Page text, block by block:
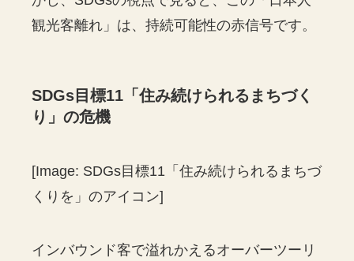
観光客離れ」は、持続可能性の赤信号です。
SDGs目標11「住み続けられるまちづく
り」の危機
[Image: SDGs目標11「住み続けられるまちづ
くりを」のアイコン]
インバウンド客で溢れかえるオーバーツーリ